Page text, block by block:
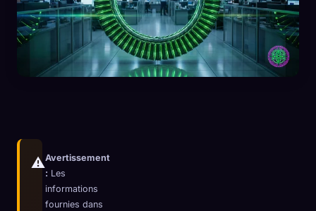
⚠️Avertissement
: Les
informations
fournies dans